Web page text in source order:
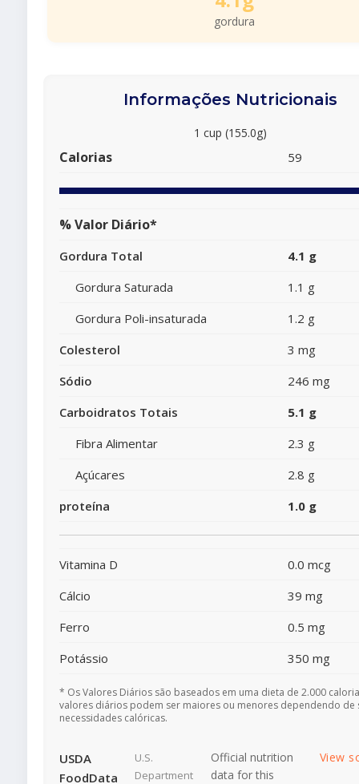
gordura
Informações Nutricionais
1 cup (155.0g)
Calorias 59
% Valor Diário*
Gordura Total
4.1 g
Gordura Saturada
1.1 g
Gordura Poli-insaturada
1.2 g
Colesterol
3 mg
Sódio
246 mg
Carboidratos Totais
5.1 g
Fibra Alimentar
2.3 g
Açúcares
2.8 g
proteína
1.0 g
Vitamina D
0.0 mcg
Cálcio
39 mg
Ferro
0.5 mg
Potássio
350 mg
* Os Valores Diários são baseados em uma dieta de 2.000
valores diários podem ser maiores ou menores dependendo de
necessidades calóricas.
USDA
FoodData
U.S.
Department
Official nutrition
data for this
View